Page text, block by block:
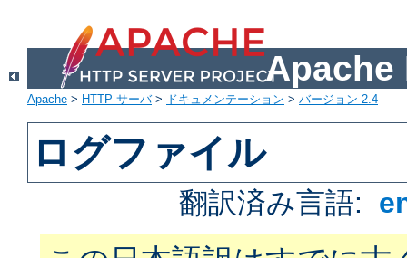
Apache
Apache > HTTP サーバ> ドキュメンテーション > バージョン 2.4
ログファイル
翻訳済み言語: